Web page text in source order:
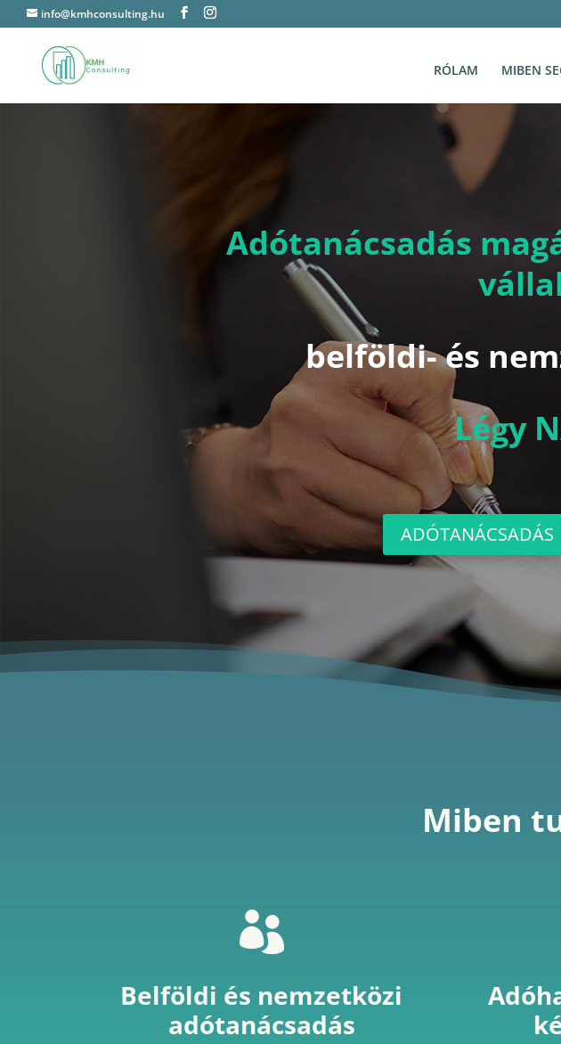
info@kmhconsulting.hu
RÓLAM MIBEN
Adótanácsadás
belföldi- és
Légy
ADÓTANÁCSADÁS
Miben

Belföldi és nemzetközi
adótanácsadás